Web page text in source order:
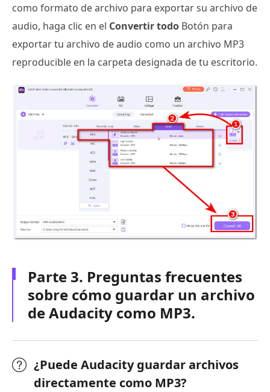
como formato de archivo para exportar su archivo de
audio, haga clic en el Convertir todo Botón para
exportar tu archivo de audio como un archivo MP3
reproducible en la carpeta designada de tu escritorio.
Parte 3. Preguntas frecuentes
sobre cómo guardar un archivo
de Audacity como MP3.
¿Puede Audacity guardar archivos
directamente como MP3?